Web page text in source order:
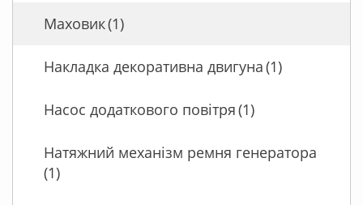
Маховик(1)
Накладка декоративна двигуна(1)
Насос додаткового повітря(1)
Натяжний механізм ремня генератора
(1)